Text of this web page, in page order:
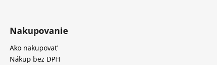
Nakupovanie
Ako nakupovať
Nákup bez DPH